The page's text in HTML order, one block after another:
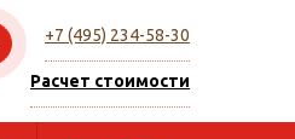
+7 (495) 234-58-30
Расчет стоимости